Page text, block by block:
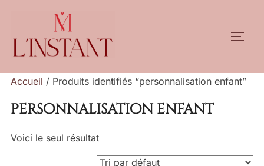
contenu
Accueil / Produits identifiés “personnalisation enfant”
personnalisation enfant
Voici le seul résultat